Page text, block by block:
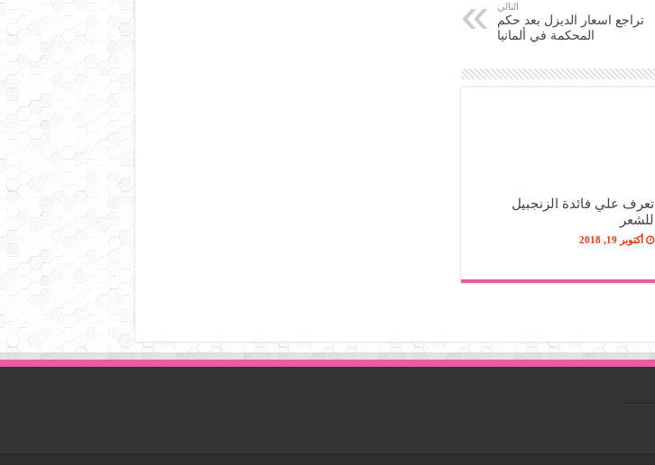
التالي
تراجع اسعار الديزل بعد حكم
المحكمة في ألمانيا
تعرف علي فائدة الزنجبيل
للشعر
أكتوبر 19, 2018